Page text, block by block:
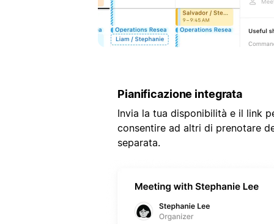
Pianificazione integrata
Invia la tua disponibilità e il link
consentire ad altri di prenotare
separata.